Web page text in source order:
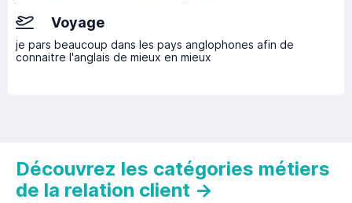
Voyage
je pars beaucoup dans les pays anglophones afin de
connaitre l'anglais de mieux en mieux
Découvrez les catégories métiers
de la relation client →